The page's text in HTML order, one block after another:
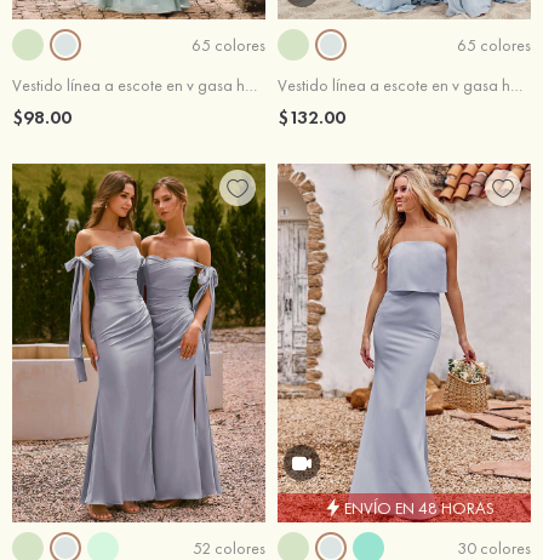
65 colores
Vestido línea a escote en v gasa hasta el suelo vestido de dama de honor
$98.00
65 colores
Vestido línea a escote en v gasa hasta el suelo vestido de dama de honor
$132.00
52 colores
ENVÍO EN 48 HORAS
30 colores